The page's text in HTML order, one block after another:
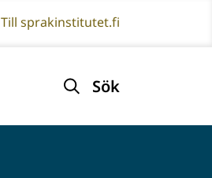
Till sprakinstitutet.fi
Sök